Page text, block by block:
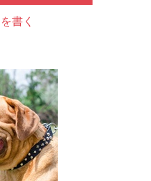
書く